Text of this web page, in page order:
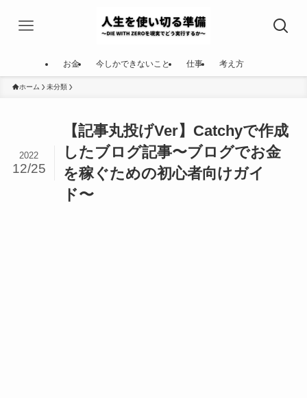
お金 今しかできないこと 仕事 考え方
ホーム 未分類
【記事丸投げVer】Catchyで作成
したブログ記事〜ブログでお金
を稼ぐための初心者向けガイ
ド〜
2022
12/25